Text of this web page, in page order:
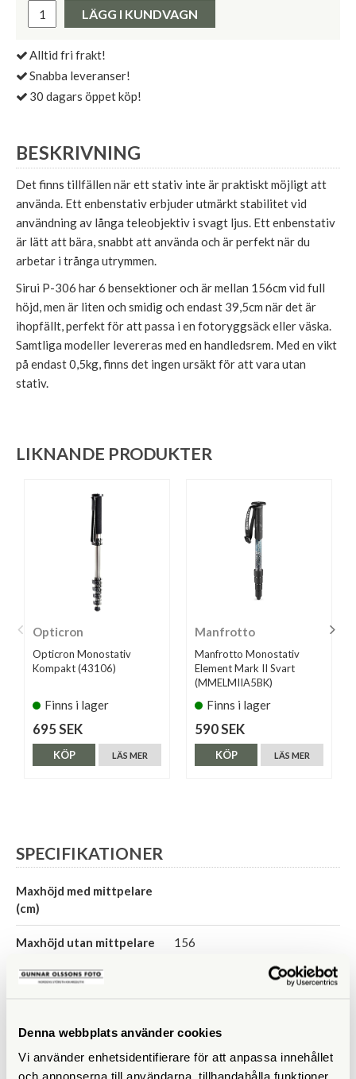
Denna webbplats använder cookies
Vi använder enhetsidentifierare för att anpassa innehållet
och annonserna till användarna, tillhandahålla funktioner
LÄGG I KUNDVAGN
Alltid fri frakt!
Snabba leveranser!
30 dagars öppet köp!
BESKRIVNING
Det finns tillfällen när ett stativ inte är praktiskt möjligt att
använda. Ett enbenstativ erbjuder utmärkt stabilitet vid
användning av långa teleobjektiv i svagt ljus. Ett enbenstativ
är lätt att bära, snabbt att använda och är perfekt när du
arbetar i trånga utrymmen.
Sirui P-306 har 6 bensektioner och är mellan 156cm vid full
höjd, men är liten och smidig och endast 39,5cm när det är
ihopfällt, perfekt för att passa i en fotoryggsäck eller väska.
Samtliga modeller levereras med en handledsrem. Med en vikt
på endast 0,5kg, finns det ingen ursäkt för att vara utan
stativ.
LIKNANDE PRODUKTER
Opticron
Opticron Monostativ
Kompakt (43106)
Finns i lager
695 SEK
LÄS MER
KÖP
Manfrotto
Manfrotto Monostativ
Element Mark II Svart
(MMELMIIA5BK)
Finns i lager
590 SEK
LÄS MER
KÖP
SPECIFIKATIONER
Maxhöjd med mittpelare
(cm)
Maxhöjd utan mittpelare
156
Maxbelastning (kg) 8
Material Aluminium